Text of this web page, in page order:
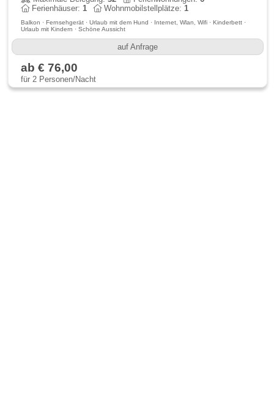
Ferienhäuser:1 Wohnmobilstellplätze:1
Balkon · Fernsehgerät · Urlaub mit dem Hund · Internet, Wlan, Wifi · Kinderbett ·
Urlaub mit Kindern · Schöne Aussicht
auf Anfrage
ab € 76,00
für 2 Personen/Nacht